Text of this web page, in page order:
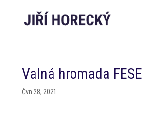
Valná hromada FESE
Čvn 28, 2021